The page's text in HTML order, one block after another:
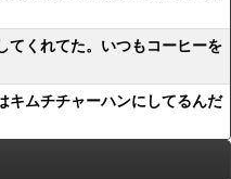
てくれてた。いつもコーヒーを
キムチチャーハンにしてるんだ